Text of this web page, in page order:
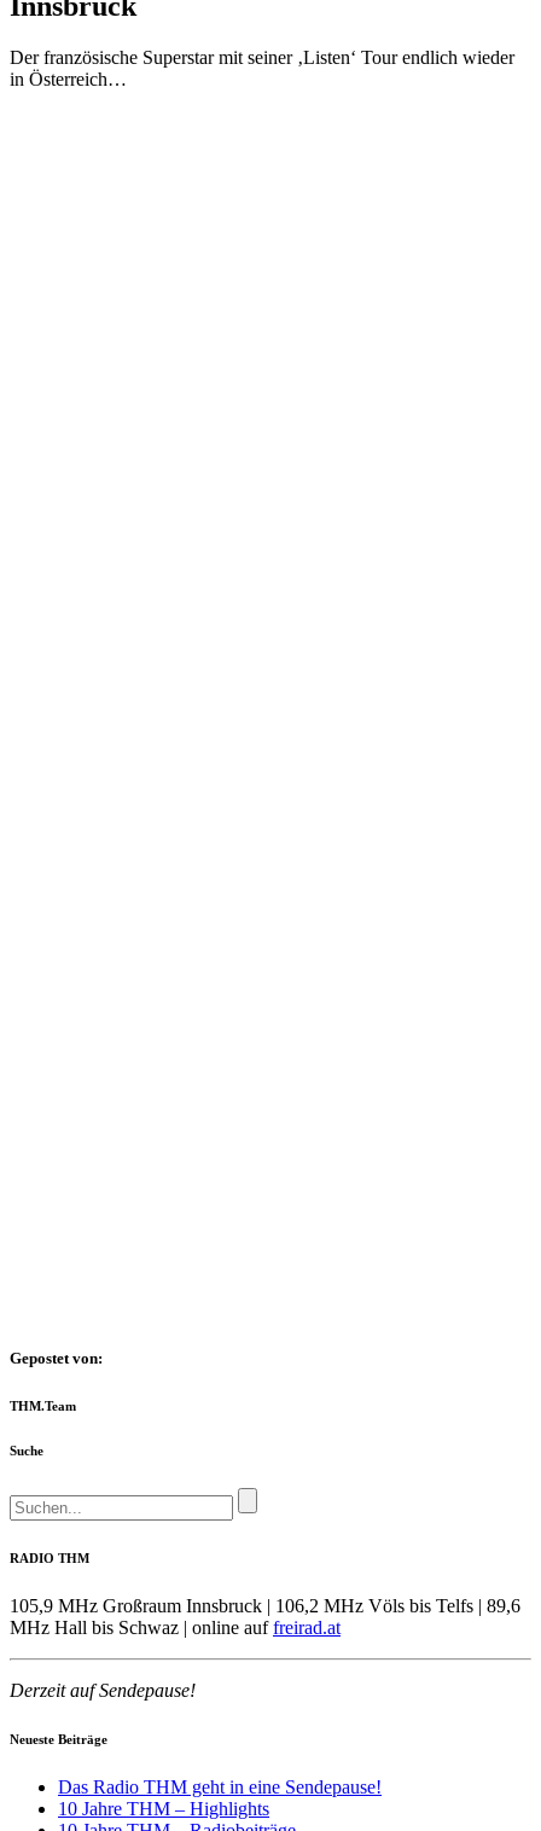
Der französische Superstar mit seiner ‚Listen‘ Tour endlich wieder
in Österreich…
Gepostet von:
THM.Team
Suche
RADIO THM
105,9 MHz Großraum Innsbruck | 106,2 MHz Völs bis Telfs | 89,6
MHz Hall bis Schwaz | online auffreirad.at
Derzeit auf Sendepause!
Neueste Beiträge
Das Radio THM geht in eine Sendepause!
10 Jahre THM – Highlights